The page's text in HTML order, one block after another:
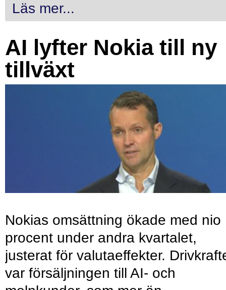
Läs mer...
AI lyfter Nokia till ny
tillväxt
Nokias omsättning ökade med nio
procent under andra kvartalet,
justerat för valutaeffekter.
var försäljningen till AI- och